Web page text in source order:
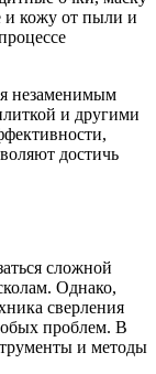
и кожу от пыли и
незаменимым
и другими
достичь
сложной
Однако,
сверления
проблем. В
и методы